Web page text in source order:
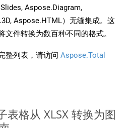
Aspose.Diagram,
Aspose.HTML）无缝集成。这
文件转换为数百种不同的格式。
整列表，请访问 Aspose.Total
表格从 XLSX 转换为图